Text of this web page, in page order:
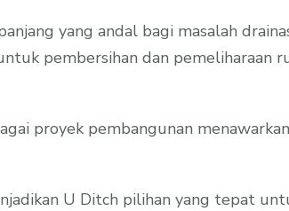
yang andal bagi masalah
pembersihan dan pemeliharaan
proyek pembangunan
U Ditch pilihan yang tepat